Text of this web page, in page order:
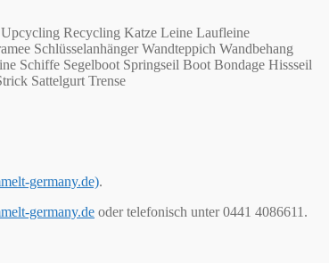
Recycling Katze Leine Laufleine
Schlüsselanhänger Wandteppich Wandbehang
Schiffe Segelboot Springseil Boot Bondage Hissseil
Sattelgurt Trense
germany.de).
germany.de oder telefonisch unter 0441 4086611.